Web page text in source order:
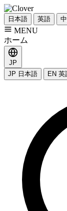
日本語 英語
MENU
ホーム
JP
JP 日本語 EN 英